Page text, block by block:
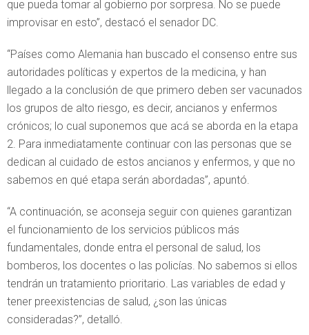
que pueda tomar al gobierno por sorpresa. No se puede
improvisar en esto”, destacó el senador DC.
“Países como Alemania han buscado el consenso entre sus
autoridades políticas y expertos de la medicina, y han
llegado a la conclusión de que primero deben ser vacunados
los grupos de alto riesgo, es decir, ancianos y enfermos
crónicos; lo cual suponemos que acá se aborda en la etapa
2. Para inmediatamente continuar con las personas que se
dedican al cuidado de estos ancianos y enfermos, y que no
sabemos en qué etapa serán abordadas”, apuntó.
“A continuación, se aconseja seguir con quienes garantizan
el funcionamiento de los servicios públicos más
fundamentales, donde entra el personal de salud, los
bomberos, los docentes o las policías. No sabemos si ellos
tendrán un tratamiento prioritario. Las variables de edad y
tener preexistencias de salud, ¿son las únicas
consideradas?”, detalló.